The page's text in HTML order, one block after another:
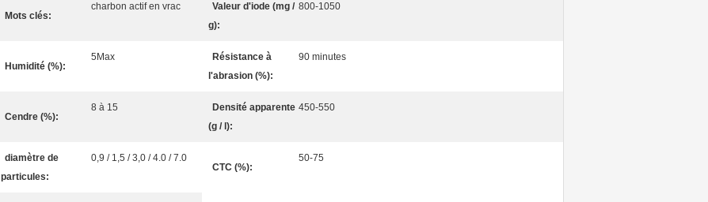
Mots clés:
charbon actif en vrac
Valeur d'iode (mg /
g):
800-1050
Humidité (%):
5Max
Résistance à
l'abrasion (%):
90 minutes
Cendre (%):
8 à 15
Densité apparente
(g / l):
450-550
diamètre de
particules:
0,9 / 1,5 / 3,0 / 4.0 / 7.0
CTC (%):
50-75